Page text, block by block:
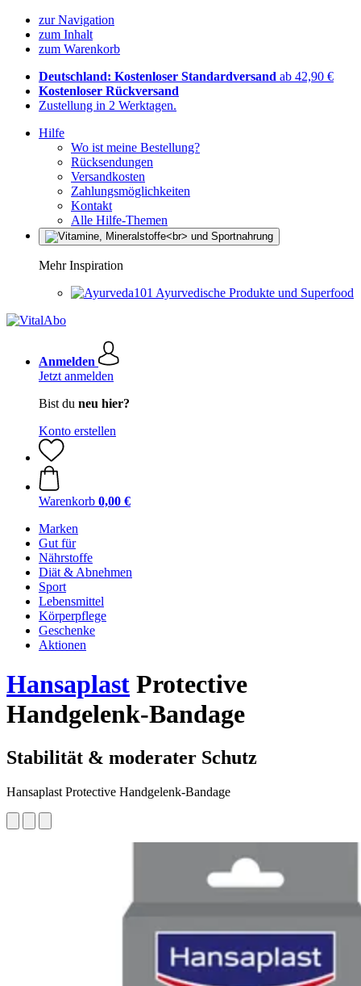
zur Navigation
zum Inhalt
zum Warenkorb
Deutschland: Kostenloser Standardversand ab 42,90 €
Kostenloser Rückversand
Zustellung in 2 Werktagen.
Hilfe
Wo ist meine Bestellung?
Rücksendungen
Versandkosten
Zahlungsmöglichkeiten
Kontakt
Alle Hilfe-Themen
Mehr Inspiration
Ayurvedische Produkte und Superfood
Anmelden
Jetzt anmelden
Bist du neu hier?
Konto erstellen
Warenkorb 0,00 €
Marken
Gut für
Nährstoffe
Diät & Abnehmen
Sport
Lebensmittel
Körperpflege
Geschenke
Aktionen
Hansaplast Protective
Handgelenk-Bandage
Stabilität & moderater Schutz
Hansaplast Protective Handgelenk-Bandage